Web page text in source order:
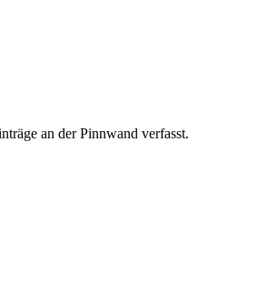
an der Pinnwand verfasst.